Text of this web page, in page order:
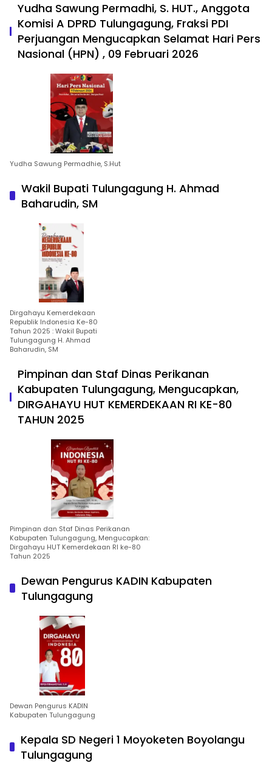
Yudha Sawung Permadhi, S. HUT., Anggota
Komisi A DPRD Tulungagung, Fraksi PDI
Perjuangan Mengucapkan Selamat Hari Pers
Nasional (HPN) , 09 Februari 2026
Yudha Sawung Permadhie, S.Hut
Wakil Bupati Tulungagung H. Ahmad
Baharudin, SM
Dirgahayu Kemerdekaan
Republik Indonesia Ke-80
Tahun 2025 : Wakil Bupati
Tulungagung H. Ahmad
Baharudin, SM
Pimpinan dan Staf Dinas Perikanan
Kabupaten Tulungagung, Mengucapkan,
DIRGAHAYU HUT KEMERDEKAAN RI KE-80
TAHUN 2025
Pimpinan dan Staf Dinas Perikanan
Kabupaten Tulungagung, Mengucapkan:
Dirgahayu HUT Kemerdekaan RI ke-80
Tahun 2025
Dewan Pengurus KADIN Kabupaten
Tulungagung
Dewan Pengurus KADIN
Kabupaten Tulungagung
Kepala SD Negeri 1 Moyoketen Boyolangu
Tulungagung